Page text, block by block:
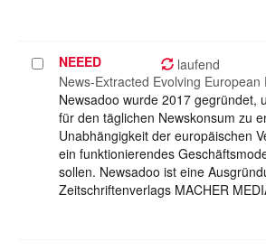
Projekt
auswählen
NEEED laufend
News-Extracted Evolving European
Newsadoo wurde 2017 gegründet,
für den täglichen Newskonsum zu
Unabhängigkeit der europäischen
ein funktionierendes
sollen. Newsadoo ist eine
Zeitschriftenverlags MACHER